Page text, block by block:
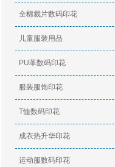
全棉裁片数码印花
儿童服装用品
PU革数码印花
服装服饰印花
T恤数码印花
成衣热升华印花
运动服数码印花